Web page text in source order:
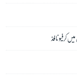
کرفیو نافذ